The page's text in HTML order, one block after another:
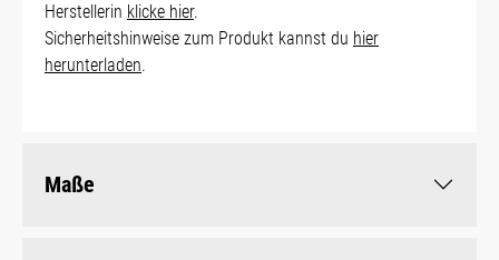
Herstellerin klicke hier.
Sicherheitshinweise zum Produkt kannst du hier
herunterladen.
Maße